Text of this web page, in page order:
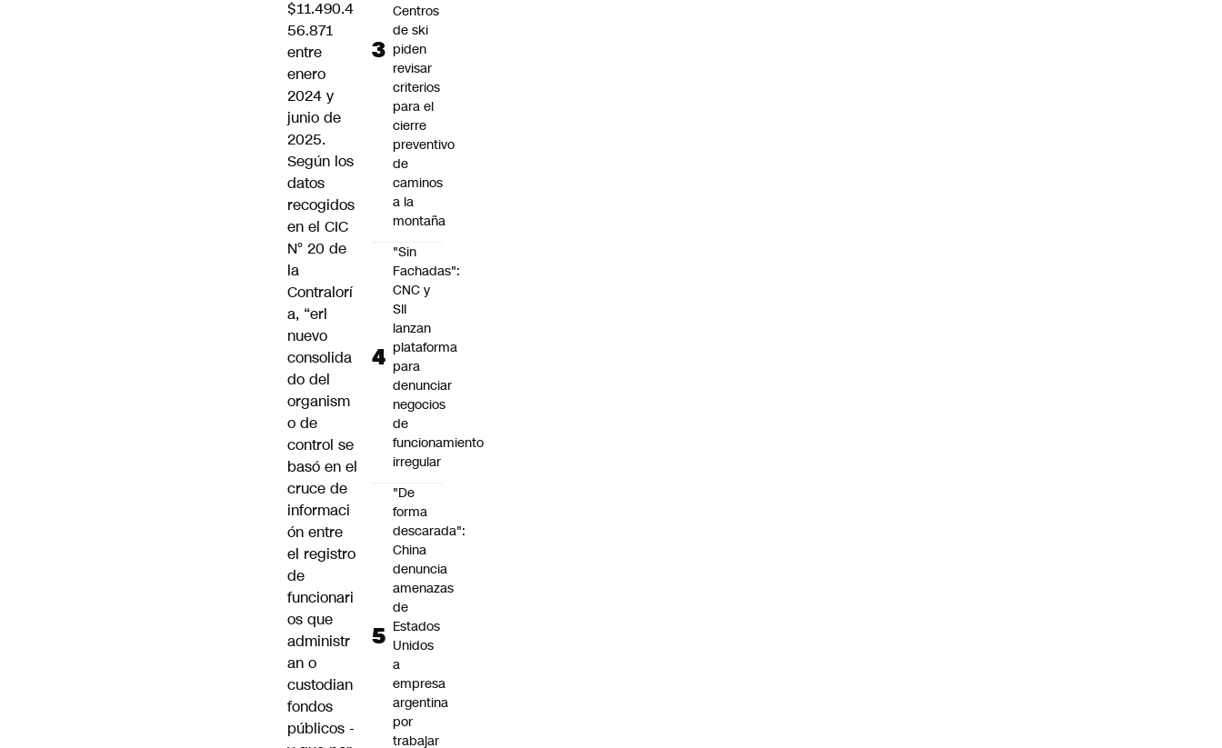
$11.490.4
56.871
entre
enero
2024 y
junio de
2025.
Según los
datos
recogidos
en el CIC
N° 20 de
la
Contralorí
a, “erl
nuevo
consolida
do del
organism
o de
control se
basó en el
cruce de
informaci
ón entre
el registro
de
funcionari
os que
administr
an o
custodian
fondos
públicos -
Centros
de ski
piden
revisar
criterios
para el
cierre
preventivo
de
caminos
a la
montaña
"Sin
Fachadas":
CNC y
SII
lanzan
plataforma
para
denunciar
negocios
de
funcionamiento
irregular
"De
forma
descarada":
China
denuncia
amenazas
de
Estados
Unidos
a
empresa
argentina
por
trabajar